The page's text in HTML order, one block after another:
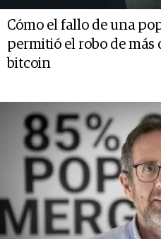
Cómo el fallo de una
permitió el robo de más
bitcoin